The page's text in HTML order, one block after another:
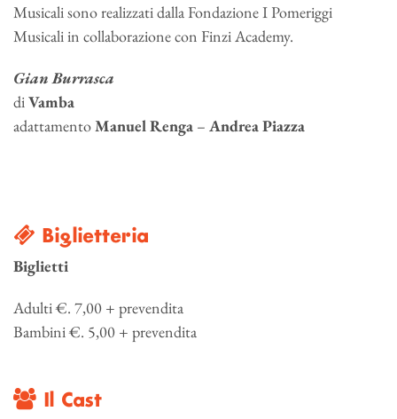
Musicali sono realizzati dalla Fondazione I Pomeriggi
Musicali in collaborazione con Finzi Academy.
Gian Burrasca
diVamba
adattamentoManuel Renga – Andrea Piazza
Biglietteria
Biglietti
Adulti €. 7,00 + prevendita
Bambini €. 5,00 + prevendita
Il Cast